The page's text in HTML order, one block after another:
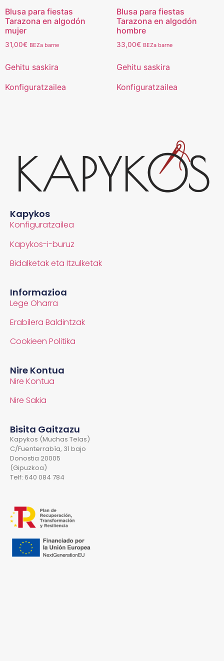
Blusa para fiestas
Tarazona en algodón
mujer
31,00€ BEZa barne
Gehitu saskira
Konfiguratzailea
Blusa para fiestas
Tarazona en algodón
hombre
33,00€ BEZa barne
Gehitu saskira
Konfiguratzailea
Kapykos
Konfiguratzailea
Kapykos-i-buruz
Bidalketak eta Itzulketak
Informazioa
Lege Oharra
Erabilera Baldintzak
Cookieen Politika
Nire Kontua
Nire Kontua
Nire Sakia
Bisita Gaitzazu
Kapykos (Muchas Telas)
C/Fuenterrabía, 31 bajo
Donostia 20005
(Gipuzkoa)
Telf: 640 084 784